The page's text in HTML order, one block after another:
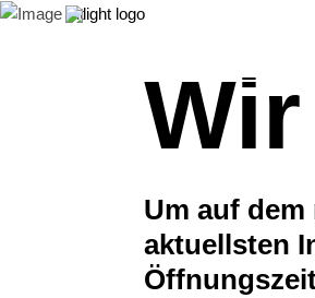
Um auf
aktuellsten